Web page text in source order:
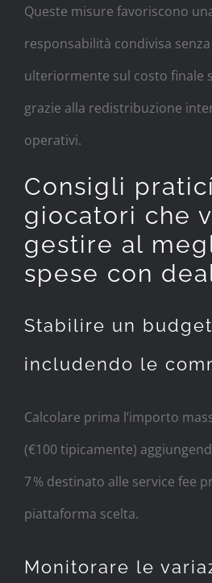
Queste misure favoriscono
responsabilità condivisa
ulteriormente sul costo finale
grazie alla redistribuzione
operativi.
Consigli
giocatori che
gestire al
spese con
Stabilire un
includendo le
Calcolare prima l’importo
(€100 tipicamente)
7 % destinato alle service fee
piattaforma scelta.
Monitorare le